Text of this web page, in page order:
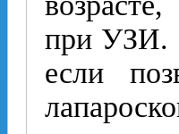
при УЗИ.
если